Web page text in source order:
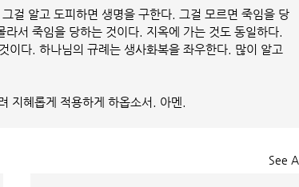
걸 알고 도피하면 생명을 구한다. 그걸 모르면 죽임을 당
서 죽임을 당하는 것이다. 지옥에 가는 것도 동일하다.
이다. 하나님의 규례는 생사화복을 좌우한다. 많이 알고
지혜롭게 적용하게 하옵소서. 아멘.
See All